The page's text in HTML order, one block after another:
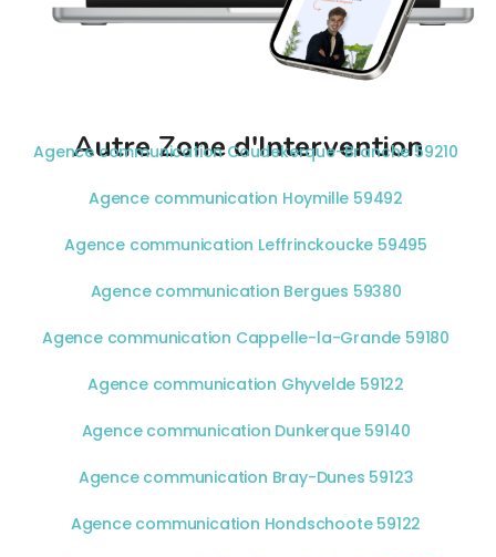
Autre Zone d'Intervention
Agence communication Coudekerque-Branche 59210
Agence communication Hoymille 59492
Agence communication Leffrinckoucke 59495
Agence communication Bergues 59380
Agence communication Cappelle-la-Grande 59180
Agence communication Ghyvelde 59122
Agence communication Dunkerque 59140
Agence communication Bray-Dunes 59123
Agence communication Hondschoote 59122